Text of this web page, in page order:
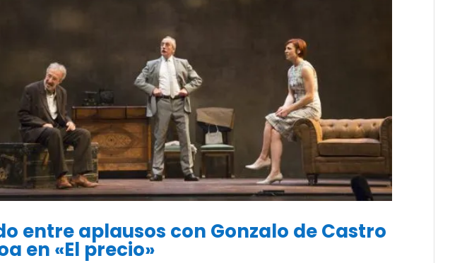
entre aplausos con Gonzalo de Castro
en «El precio»